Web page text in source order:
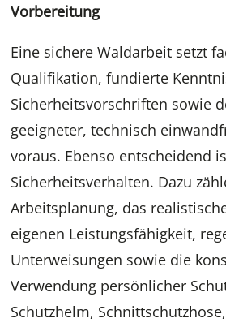
Vorbereitung
Eine sichere Waldarbeit setzt
Qualifikation, fundierte
Sicherheitsvorschriften sowie
geeigneter, technisch
voraus. Ebenso entscheidend
Sicherheitsverhalten. Dazu
Arbeitsplanung, das
eigenen Leistungsfähigkeit,
Unterweisungen sowie die
Verwendung persönlicher
Schutzhelm, Schnittschutzhose,